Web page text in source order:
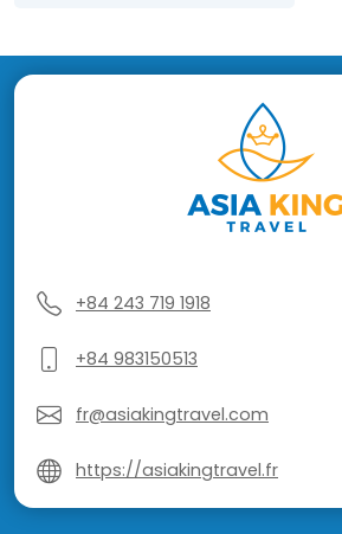
+84 243 719 1918
+84 983150513
fr@asiakingtravel.com
https://asiakingtravel.fr